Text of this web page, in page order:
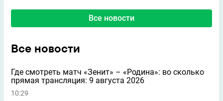
Все новости
Все новости
Где смотреть матч «Зенит» – «Родина»: во сколько
прямая трансляция: 9 августа 2026
10:29